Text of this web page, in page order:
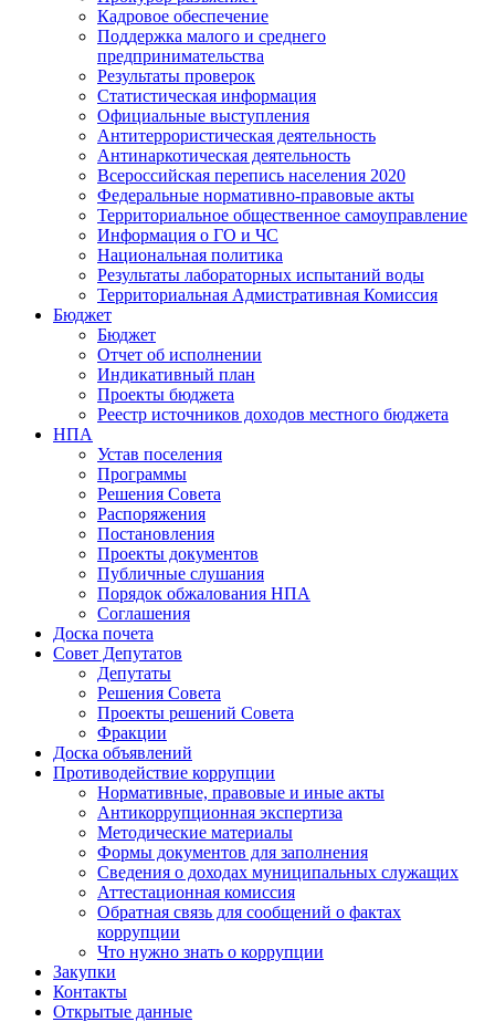
Кадровое обеспечение
Поддержка малого и среднего
предпринимательства
Результаты проверок
Статистическая информация
Официальные выступления
Антитеррористическая деятельность
Антинаркотическая деятельность
Всероссийская перепись населения 2020
Федеральные нормативно-правовые акты
Территориальное общественное самоуправление
Информация о ГО и ЧС
Национальная политика
Результаты лабораторных испытаний воды
Территориальная Адмистративная Комиссия
Бюджет
Бюджет
Отчет об исполнении
Индикативный план
Проекты бюджета
Реестр источников доходов местного бюджета
НПА
Устав поселения
Программы
Решения Совета
Распоряжения
Постановления
Проекты документов
Публичные слушания
Порядок обжалования НПА
Соглашения
Доска почета
Совет Депутатов
Депутаты
Решения Совета
Проекты решений Совета
Фракции
Доска объявлений
Противодействие коррупции
Нормативные, правовые и иные акты
Антикоррупционная экспертиза
Методические материалы
Формы документов для заполнения
Сведения о доходах муниципальных служащих
Аттестационная комиссия
Обратная связь для сообщений о фактах
коррупции
Что нужно знать о коррупции
Закупки
Контакты
Открытые данные